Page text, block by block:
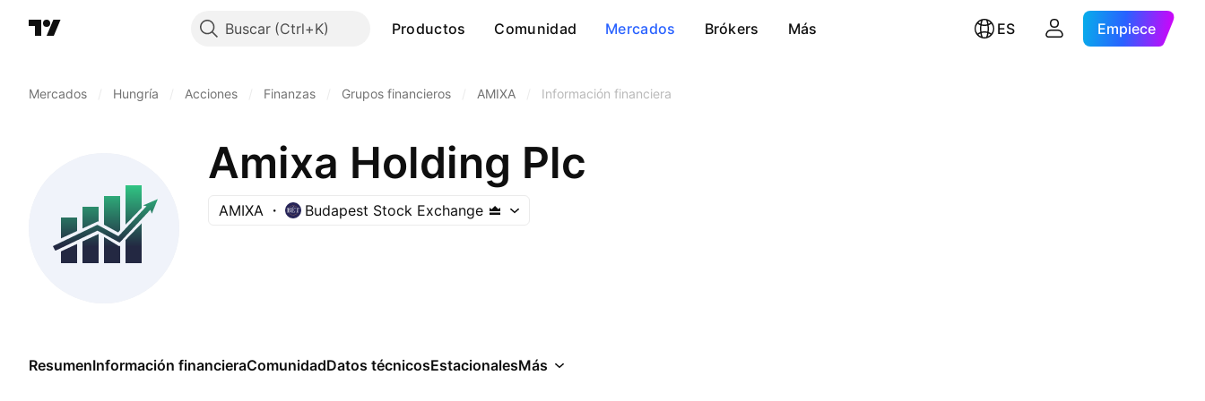
Buscar Productos Comunidad Mercados Brókers Más ES Empiece
Mercados Hungría Acciones Finanzas Grupos financieros AMIXA Información financiera
Amixa Holding Plc
AMIXA Budapest Stock Exchange
ResumenInformación financieraComunidadDatos técnicosEstacionalesMás